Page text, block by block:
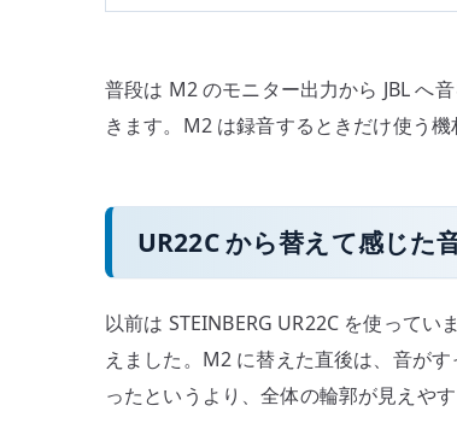
普段は M2 のモニター出力から JBL へ
きます。M2 は録音するときだけ使う
UR22C から替えて感じた
以前は STEINBERG UR22C を使って
えました。M2 に替えた直後は、音が
ったというより、全体の輪郭が見えやす